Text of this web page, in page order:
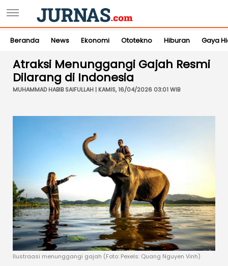
Beranda News Ekonomi Ototekno Hiburan Gaya
Atraksi Menunggangi Gajah Resmi
Dilarang di Indonesia
MUHAMMAD HABIB SAIFULLAH | KAMIS, 16/04/2026 03:01 WIB
Ilustraasi menunggangi gajah (Foto: Pexels: Quang Nguyen Vinh)